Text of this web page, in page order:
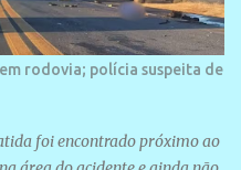
rodovia; polícia suspeita de
foi encontrado próximo ao